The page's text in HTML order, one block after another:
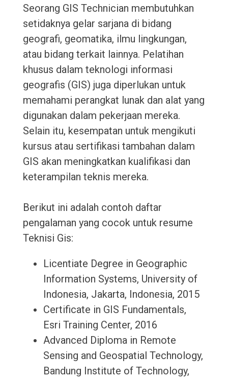
Seorang GIS Technician membutuhkan
setidaknya gelar sarjana di bidang
geografi, geomatika, ilmu lingkungan,
atau bidang terkait lainnya. Pelatihan
khusus dalam teknologi informasi
geografis (GIS) juga diperlukan untuk
memahami perangkat lunak dan alat yang
digunakan dalam pekerjaan mereka.
Selain itu, kesempatan untuk mengikuti
kursus atau sertifikasi tambahan dalam
GIS akan meningkatkan kualifikasi dan
keterampilan teknis mereka.
Berikut ini adalah contoh daftar
pengalaman yang cocok untuk resume
Teknisi Gis:
Licentiate Degree in Geographic
Information Systems, University of
Indonesia, Jakarta, Indonesia, 2015
Certificate in GIS Fundamentals,
Esri Training Center, 2016
Advanced Diploma in Remote
Sensing and Geospatial Technology,
Bandung Institute of Technology,